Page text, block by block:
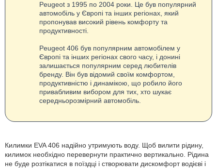
Peugeot з 1995 по 2004 роки. Це був популярний
автомобіль у Європі та інших регіонах, який
пропонував високий рівень комфорту та
продуктивності.
Peugeot 406 був популярним автомобілем у
Європі та інших регіонах свого часу, і донині
залишається популярним серед любителів
бренду. Він був відомий своїм комфортом,
продуктивністю і динамікою, що робило його
привабливим вибором для тих, хто шукає
середньорозмірний автомобіль.
Килимки EVA 406 надійно утримують воду. Щоб вилити рідину,
килимок необхідно перевернути практично вертикально. Рідина
не буде розтікатися в поїздці і створювати дискомфорт водієві і